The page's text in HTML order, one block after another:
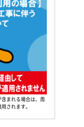
まれる場合は、周
されます。